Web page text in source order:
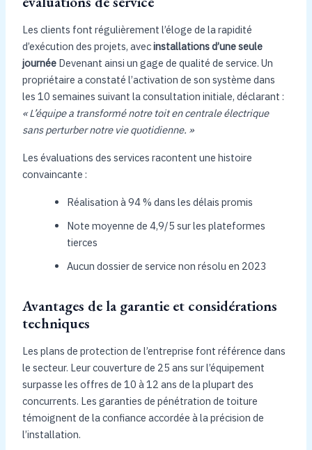
Les clients font régulièrement l’éloge de la rapidité
d’exécution des projets, avecinstallations d’une seule
journéeDevenant ainsi un gage de qualité de service. Un
propriétaire a constaté l’activation de son système dans
les 10 semaines suivant la consultation initiale, déclarant :
« L’équipe a transformé notre toit en centrale électrique
sans perturber notre vie quotidienne. »
Les évaluations des services racontent une histoire
convaincante :
Réalisation à 94 % dans les délais promis
Note moyenne de 4,9/5 sur les plateformes
tierces
Aucun dossier de service non résolu en 2023
Avantages de la garantie et considérations
techniques
Les plans de protection de l’entreprise font référence dans
le secteur. Leur couverture de 25 ans sur l’équipement
surpasse les offres de 10 à 12 ans de la plupart des
concurrents. Les garanties de pénétration de toiture
témoignent de la confiance accordée à la précision de
l’installation.